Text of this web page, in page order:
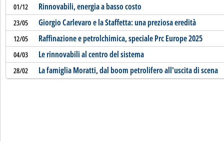
01/12 Rinnovabili, energia a basso costo
23/05 Giorgio Carlevaro e la Staffetta: una preziosa eredità
12/05 Raffinazione e petrolchimica, speciale Prc Europe 2025
04/03 Le rinnovabili al centro del sistema
28/02 La famiglia Moratti, dal boom petrolifero all'uscita di scena